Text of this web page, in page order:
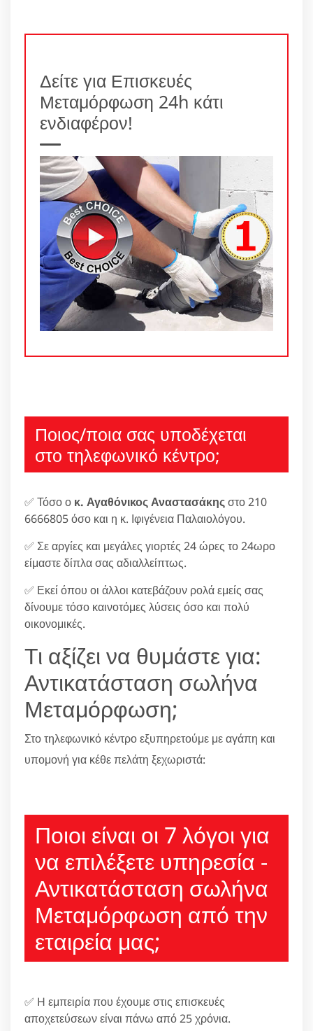
Δείτε για Επισκευές
Μεταμόρφωση 24h κάτι
ενδιαφέρον!
Ποιος/ποια σας υποδέχεται
στο τηλεφωνικό κέντρο;
✅ Τόσο ο κ. Αγαθόνικος Αναστασάκηςστο 210
6666805 όσο και η κ. Ιφιγένεια Παλαιολόγου.
✅ Σε αργίες και μεγάλες γιορτές 24 ώρες το 24ωρο
είμαστε δίπλα σας αδιαλλείπτως.
✅ Εκεί όπου οι άλλοι κατεβάζουν ρολά εμείς σας
δίνουμε τόσο καινοτόμες λύσεις όσο και πολύ
οικονομικές.
Τι αξίζει να θυμάστε για:
Αντικατάσταση σωλήνα
Μεταμόρφωση;
Στο τηλεφωνικό κέντρο εξυπηρετούμε με αγάπη και
υπομονή για κέθε πελάτη ξεχωριστά:
Ποιοι είναι οι 7 λόγοι για
να επιλέξετε υπηρεσία -
Αντικατάσταση σωλήνα
Μεταμόρφωση από την
εταιρεία μας;
✅ H εμπειρία που έχουμε στις επισκευές
αποχετεύσεων είναι πάνω από 25 χρόνια.